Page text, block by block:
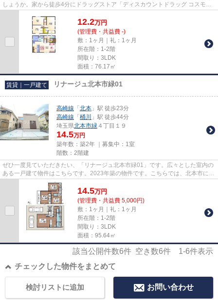
しょうか。家から徒歩4分にドラッグストア「ディスカウントドラッグ コスモス
12.2万円
(管理費・共益費 -)
敷：1ヶ月｜礼：1ヶ月
所在階：1-2階
間取り：3LDK
面積：76.17㎡
賃貸｜一戸建て リナージュ北本市緑01
高崎線 「 北本 」駅 徒歩23分
高崎線 「 桶川
」駅 徒歩44分
埼玉県北本市緑 ４丁目１９
14.5万円
築年数：築2年 ｜募集中： 1室
階数：2階建
ぜひ一度見ていただきたい、「リナージュ北本市緑01」です。広々とした室内の
ある一戸建て物件はこちらです。2023年築の物件です。こちらでは、北本市に位
置する高崎線北本近くの物件...
14.5万円
(管理費・共益費 5,000円)
敷：1ヶ月｜礼：1ヶ月
所在階：1-2階
間取り：3LDK
面積：95.64㎡
該当公開件数6件 空き数6件 1-6件表示
チェックした物件をまとめて
お問い合わせ
検討リストに追加